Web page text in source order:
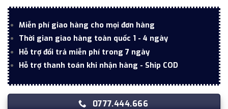
Miễn phí giao hàng cho mọi đơn hàng
Thời gian giao hàng toàn quốc 1 - 4 ngày
Hỗ trợ đổi trả miễn phí trong 7 ngày
Hỗ trợ thanh toán khi nhận hàng - Ship COD
0777.444.666